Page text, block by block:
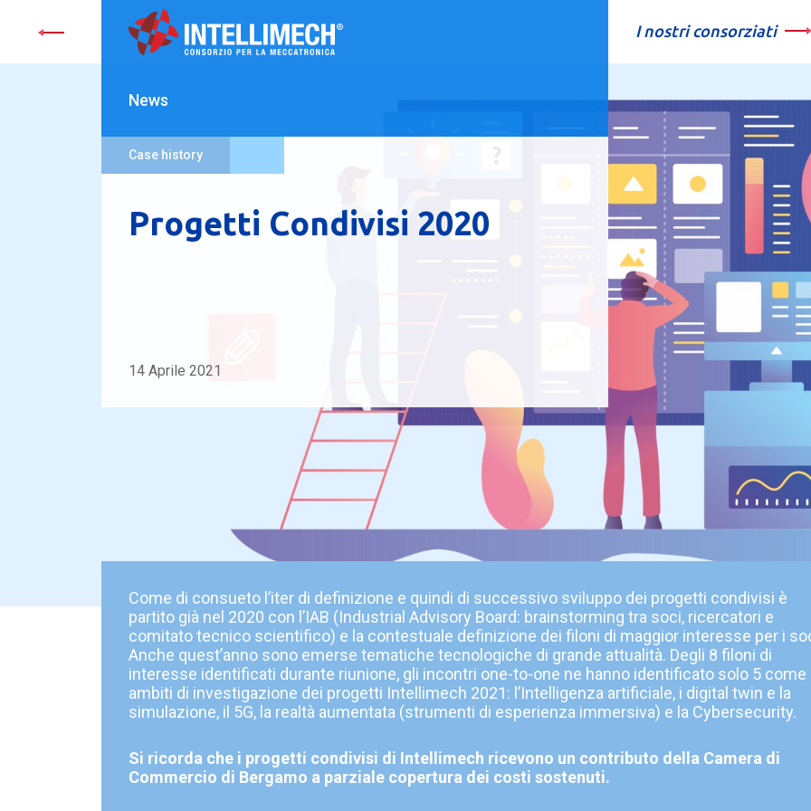
I nostri consorziati
News
Case history
Progetti Condivisi 2020
14 Aprile 2021
Come di consueto l’iter di definizione e quindi di successivo sviluppo dei progetti condivisi è
partito già nel 2020 con l’IAB (Industrial Advisory Board: brainstorming tra soci, ricercatori e
comitato tecnico scientifico) e la contestuale definizione dei filoni di maggior interesse per i
Anche quest’anno sono emerse tematiche tecnologiche di grande attualità. Degli 8 filoni di
interesse identificati durante riunione, gli incontri one-to-one ne hanno identificato solo 5 come
ambiti di investigazione dei progetti Intellimech 2021: l’Intelligenza artificiale, i digital twin e la
simulazione, il 5G, la realtà aumentata (strumenti di esperienza immersiva) e la Cybersecurity.
Si ricorda che i progetti condivisi di Intellimech ricevono un contributo della Camera di
Commercio di Bergamo a parziale copertura dei costi sostenuti.